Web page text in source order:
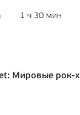
1 ч 30 мин
Мировые рок-